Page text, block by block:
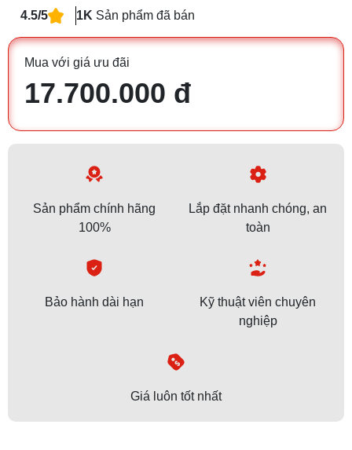
4.5/5 1K Sản phẩm đã bán
Mua với giá ưu đãi
17.700.000 đ
Sản phẩm chính hãng
100%
Lắp đặt nhanh chóng, an
toàn
Bảo hành dài hạn
Kỹ thuật viên chuyên
nghiệp
Giá luôn tốt nhất